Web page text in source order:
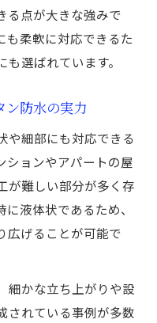
区視点で解説
したウレタン防水
レタン防水導入法
防水の信頼性
リットと注意点
タンの特長
ム需要で注目され
ウレタン防水の特
る点が大きな強みで
も柔軟に対応できるた
選ばれています。
ン防水の実力
や細部にも対応できる
ションやアパートの屋
が難しい部分が多く存
液体状であるため、
広げることが可能で
細かな立ち上がりや設
されている事例が多数